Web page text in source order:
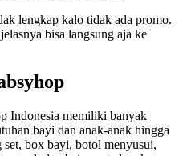
lengkap kalo tidak ada promo.
bisa langsung aja ke
Indonesia memiliki banyak
bayi dan anak-anak hingga
box bayi, botol menyusui,